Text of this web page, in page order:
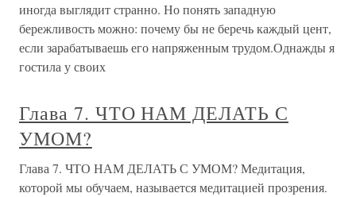
иногда выглядит странно. Но понять западную
бережливость можно: почему бы не беречь каждый цент,
если зарабатываешь его напряженным трудом.Однажды я
гостила у своих
Глава 7. ЧТО НАМ ДЕЛАТЬ С
УМОМ?
Глава 7. ЧТО НАМ ДЕЛАТЬ С УМОМ? Медитация,
которой мы обучаем, называется медитацией прозрения.